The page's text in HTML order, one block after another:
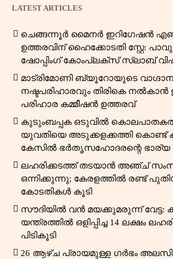
LATEST ARTICLES
ചെങ്ങന്നൂർ മൈനർ ഇറിഗേഷൻ
ഉത്തരവിന് ഹൈക്കോടതി സ്റ്റേ:
ഷോപ്പിംഗ് കോംപ്ലക്സ് സ്ലാബ്
മാട്രിമോണി ബ്യൂറോയുടെ
നഷ്ടപരിഹാരവും തിരികെ
പരിഹാര കമ്മീഷൻ ഉത്തരവ്
കുടുംബപ്പക ഒടുവിൽ
യുവതിയെ അടുക്കളക്കത്തി കൊണ്ട്
കേസിൽ ഭർതൃസഹോദരന്റെ ഭാര്യ
ലഹരിക്കടത്ത് തടയാൻ അഞ്ച്
ഒന്നിക്കുന്നു; കേരളത്തിൽ രണ്ട് പുതിയ
കോടതികൾ കൂടി
സൗദിയിൽ വൻ മയക്കുമരുന്ന് വേട്ട:
യന്ത്രത്തിൽ ഒളിപ്പിച്ച 14 ലക്ഷം
പിടികൂടി
26 ആഴ്ച പ്രായമുള്ള ഗർഭം